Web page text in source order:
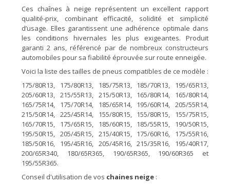
Ces chaînes à neige représentent un excellent rapport
qualité-prix, combinant efficacité, solidité et simplicité
d’usage. Elles garantissent une adhérence optimale dans
les conditions hivernales les plus exigeantes. Produit
garanti 2 ans, référencé par de nombreux constructeurs
automobiles pour sa fiabilité éprouvée sur route enneigée.
Voici la liste des tailles de pneus compatibles de ce modèle :
175/80R13, 175/80R13, 185/75R13, 185/70R13, 195/65R13,
205/60R13, 215/55R13, 215/50R13, 165/80R14, 165/80R14,
165/75R14, 175/70R14, 185/65R14, 195/60R14, 205/55R14,
215/50R14, 225/45R14, 155/80R15, 155/80R15, 155/75R15,
165/70R15, 175/65R15, 185/60R15, 185/55R15, 190/50R15,
195/50R15, 205/45R15, 215/40R15, 175/60R16, 175/55R16,
185/50R16, 195/45R16, 205/45R16, 215/35R16, 195/40R17,
200/65R340, 180/65R365, 190/65R365, 190/60R365 et
195/55R365.
Conseil d'utilisation de vos chaines neige :